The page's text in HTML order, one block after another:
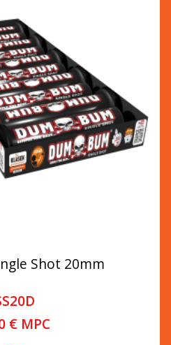
Shot 20mm
€ MPC